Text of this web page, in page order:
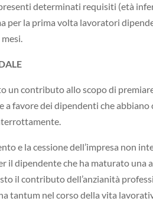
determinati requisiti (età
per la prima volta lavoratori
un contributo allo scopo di
favore dei dipendenti che
e la cessione dell’impresa non
il dipendente che ha maturato una
il contributo dell’anzianità
tantum nel corso della vita